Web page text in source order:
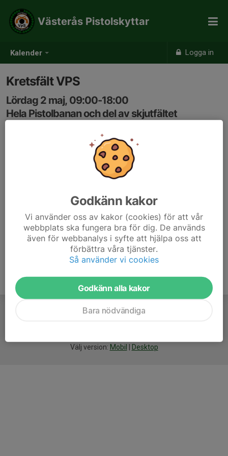
Kalender Logga in
Västerås Pistolskyttar
Kretsfält VPS
Lördag 2 maj, 09:00-18:00
Hela Pistolbanan och del av skjutfältet
Välj version: Mobil Desktop
Godkänn kakor
Vi använder oss av kakor (cookies) för att vår
webbplats ska fungera bra för dig. De används
även för webbanalys i syfte att hjälpa oss att
förbättra våra tjänster.
Så använder vi cookies
Godkänn alla kakor
Bara nödvändiga